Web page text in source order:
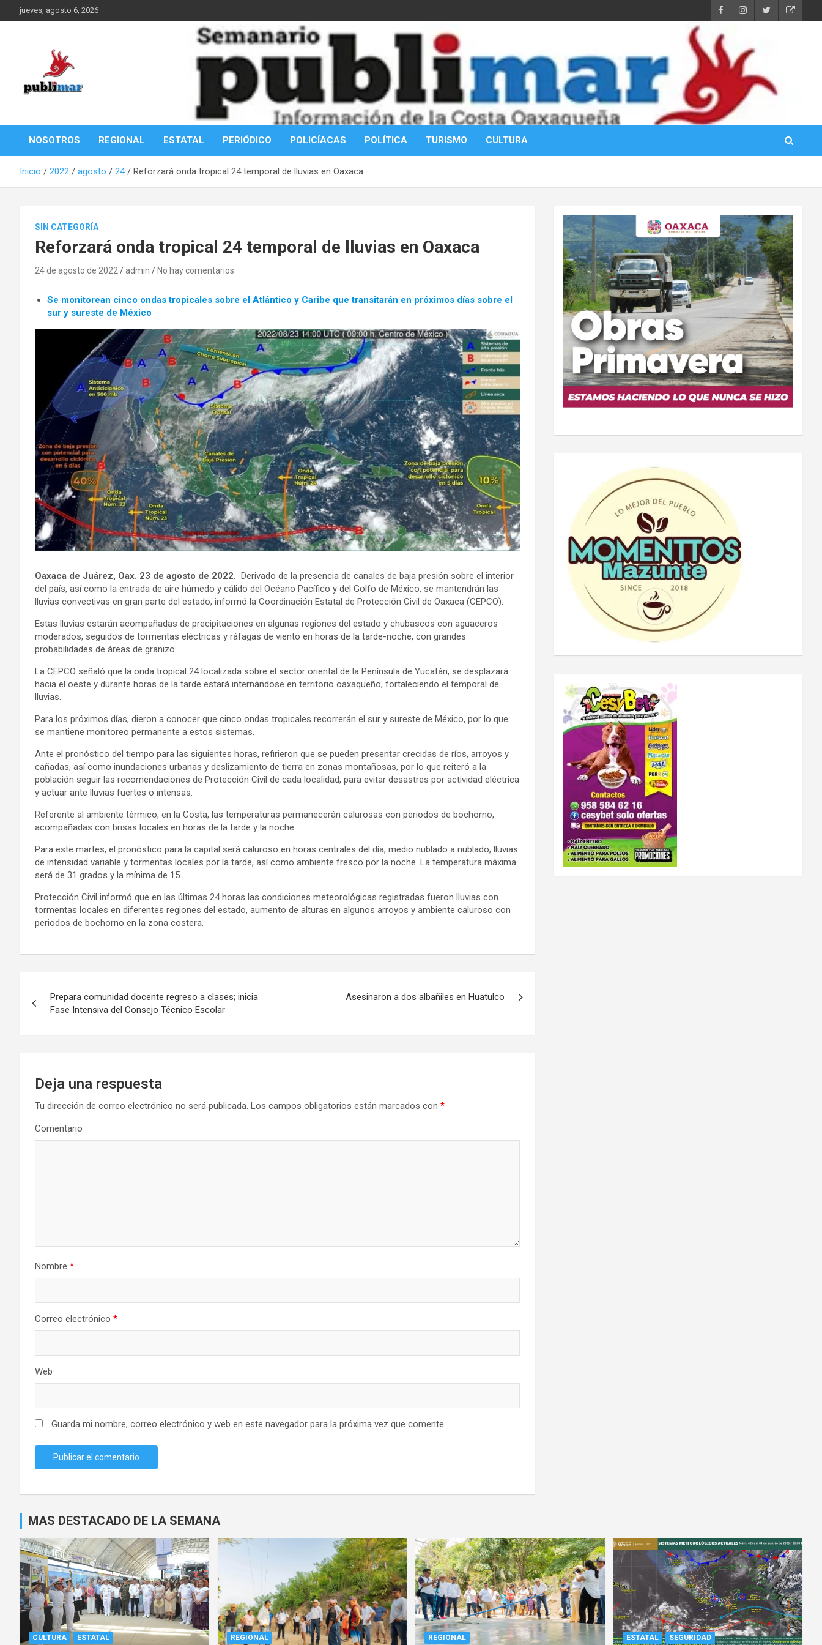
Saltar
al
jueves, agosto 6, 2026
PubliMar
NOSOTROS REGIONAL ESTATAL PERIÓDICO POLICÍACAS POLÍTICA TURISMO CULTURA
Inicio 2022 agosto 24 Reforzará onda tropical 24 temporal de lluvias en Oaxaca
SIN CATEGORÍA
Reforzará onda tropical 24 temporal de lluvias en Oaxaca
24 de agosto de 2022 admin No hay comentarios
Se monitorean cinco ondas tropicales sobre el Atlántico y Caribe que transitarán en próximos días sobre el
sur y sureste de México
Oaxaca de Juárez, Oax. 23 de agosto de 2022.
Derivado de la presencia de canales de baja presión sobre el interior
del país, así como la entrada de aire húmedo y cálido del Océano Pacífico y del Golfo de México, se mantendrán las
lluvias convectivas en gran parte del estado, informó la Coordinación Estatal de Protección Civil de Oaxaca (CEPCO).
Estas lluvias estarán acompañadas de precipitaciones en algunas regiones del estado y chubascos con aguaceros
moderados, seguidos de tormentas eléctricas y ráfagas de viento en horas de la tarde-noche, con grandes
probabilidades de áreas de granizo.
La CEPCO señaló que la onda tropical 24 localizada sobre el sector oriental de la Península de Yucatán, se desplazará
hacia el oeste y durante horas de la tarde estará internándose en territorio oaxaqueño, fortaleciendo el temporal de
lluvias.
Para los próximos días, dieron a conocer que cinco ondas tropicales recorrerán el sur y sureste de México, por lo que
se mantiene monitoreo permanente a estos sistemas.
Ante el pronóstico del tiempo para las siguientes horas, refirieron que se pueden presentar crecidas de ríos, arroyos y
cañadas, así como inundaciones urbanas y deslizamiento de tierra en zonas montañosas, por lo que reiteró a la
población seguir las recomendaciones de Protección Civil de cada localidad, para evitar desastres por actividad eléctrica
y actuar ante lluvias fuertes o intensas.
Referente al ambiente térmico, en la Costa, las temperaturas permanecerán calurosas con periodos de bochorno,
acompañadas con brisas locales en horas de la tarde y la noche.
Para este martes, el pronóstico para la capital será caluroso en horas centrales del día, medio nublado a nublado, lluvias
de intensidad variable y tormentas locales por la tarde, así como ambiente fresco por la noche. La temperatura máxima
será de 31 grados y la mínima de 15.
Protección Civil informó que en las últimas 24 horas las condiciones meteorológicas registradas fueron lluvias con
tormentas locales en diferentes regiones del estado, aumento de alturas en algunos arroyos y ambiente caluroso con
periodos de bochorno en la zona costera.
de
entradas
Prepara comunidad docente regreso a clases; inicia
Fase Intensiva del Consejo Técnico Escolar
Asesinaron a dos albañiles en Huatulco
Deja una respuesta
Tu dirección de correo electrónico no será publicada. Los campos obligatorios están marcados con *
Comentario
Nombre *
Correo electrónico *
Web
Guarda mi nombre, correo electrónico y web en este navegador para la próxima vez que comente.
MAS DESTACADO DE LA SEMANA
CULTURA ESTATAL REGIONAL REGIONAL ESTATAL SEGURIDAD